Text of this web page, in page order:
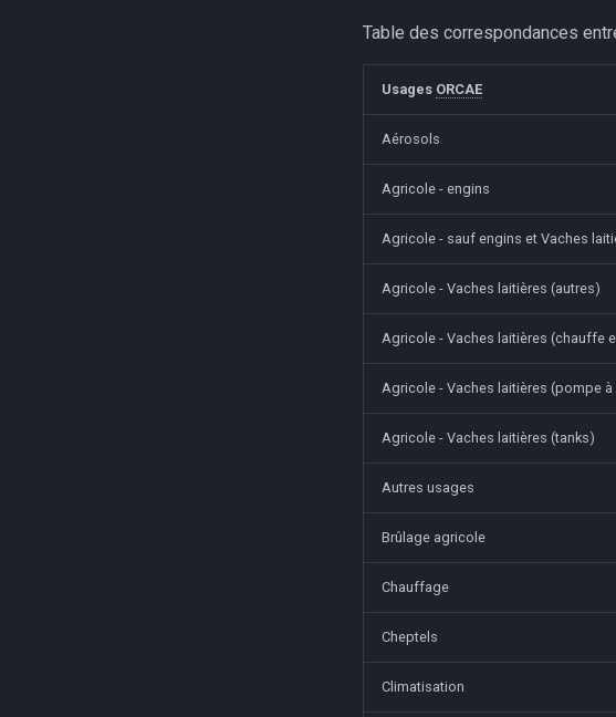
Table des correspondances
Usages ORCAE
Aérosols
Agricole - engins
Agricole - sauf engins et Vaches
Agricole - Vaches laitières (autres)
Agricole - Vaches laitières (chauffe
Agricole - Vaches laitières (pompe à
Agricole - Vaches laitières (tanks)
Autres usages
Brûlage agricole
Chauffage
Cheptels
Climatisation